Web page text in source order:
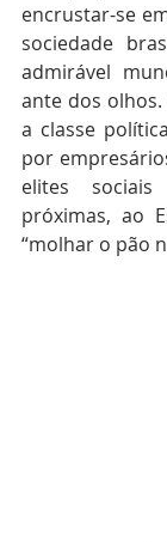
encrustar-se
sociedade
admirável
ante dos
a classe
por
elites
próximas, ao
“molhar o pão